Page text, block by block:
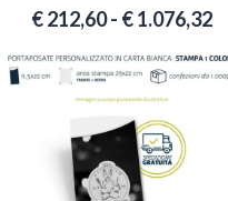
€212,60- €1.076,32